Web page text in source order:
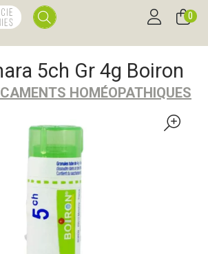
0
5ch Gr 4g Boiron
HOMÉOPATHIQUES